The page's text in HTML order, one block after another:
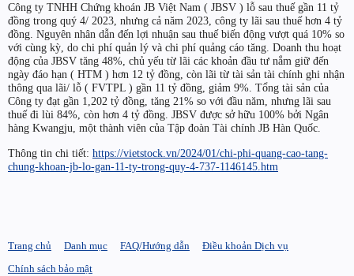
Công ty TNHH Chứng khoán JB Việt Nam ( JBSV ) lỗ sau thuế gần 11 tỷ
đồng trong quý 4/ 2023, nhưng cả năm 2023, công ty lãi sau thuế hơn 4 tỷ
đồng. Nguyên nhân dẫn đến lợi nhuận sau thuế biến động vượt quá 10% so
với cùng kỳ, do chi phí quản lý và chi phí quảng cáo tăng. Doanh thu hoạt
động của JBSV tăng 48%, chủ yếu từ lãi các khoản đầu tư nắm giữ đến
ngày đáo hạn ( HTM ) hơn 12 tỷ đồng, còn lãi từ tài sản tài chính ghi nhận
thông qua lãi/ lỗ ( FVTPL ) gần 11 tỷ đồng, giảm 9%. Tổng tài sản của
Công ty đạt gần 1,202 tỷ đồng, tăng 21% so với đầu năm, nhưng lãi sau
thuế đi lùi 84%, còn hơn 4 tỷ đồng. JBSV được sở hữu 100% bởi Ngân
hàng Kwangju, một thành viên của Tập đoàn Tài chính JB Hàn Quốc.
Thông tin chi tiết: https://vietstock.vn/2024/01/chi-phi-quang-cao-tang-
chung-khoan-jb-lo-gan-11-ty-trong-quy-4-737-1146145.htm
Trang chủ Danh mục FAQ/Hướng dẫn
Điều khoản Dịch vụ
Chính sách bảo mật